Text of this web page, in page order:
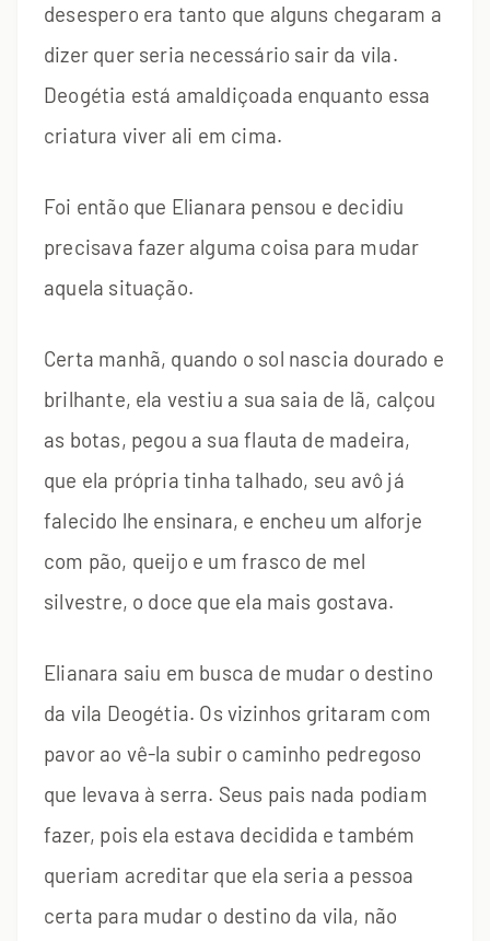
desespero era tanto que alguns chegaram a
dizer quer seria necessário sair da vila.
Deogétia está amaldiçoada enquanto essa
criatura viver ali em cima.
Foi então que Elianara pensou e decidiu
precisava fazer alguma coisa para mudar
aquela situação.
Certa manhã, quando o sol nascia dourado e
brilhante, ela vestiu a sua saia de lã, calçou
as botas, pegou a sua flauta de madeira,
que ela própria tinha talhado, seu avô já
falecido lhe ensinara, e encheu um alforje
com pão, queijo e um frasco de mel
silvestre, o doce que ela mais gostava.
Elianara saiu em busca de mudar o destino
da vila Deogétia. Os vizinhos gritaram com
pavor ao vê-la subir o caminho pedregoso
que levava à serra. Seus pais nada podiam
fazer, pois ela estava decidida e também
queriam acreditar que ela seria a pessoa
certa para mudar o destino da vila, não